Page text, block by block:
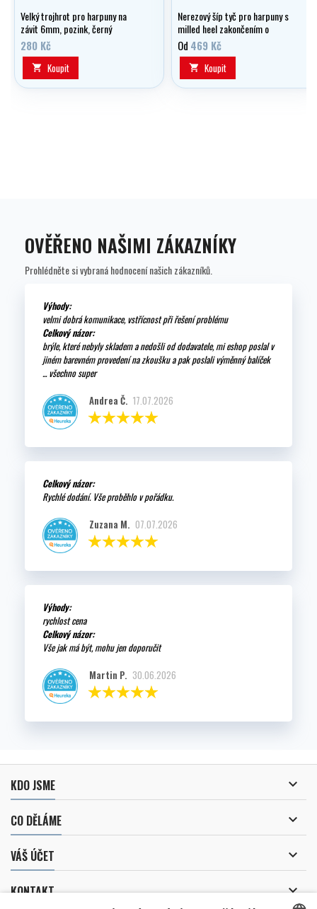
Velký trojhrot pro harpuny na
závit 6mm, pozink, černý
280 Kč
 Koupit
Nerezový šíp tyč pro harpuny s
milled heel zakončením o
průměru 6,5 mm a 6 mm závitem
Od 469 Kč
 Koupit
OVĚŘENO NAŠIMI ZÁKAZNÍKY
Prohlédněte si vybraná hodnocení našich zákazníků.
Výhody:
velmi dobrá komunikace, vstřícnost při řešení problému
Celkový názor:
brýle, které nebyly skladem a nedošli od dodavatele, mi eshop poslal v
jiném barevném provedení na zkoušku a pak poslali výměnný balíček
... všechno super
Andrea Č. 17.07.2026
Celkový názor:
Rychlé dodání. Vše proběhlo v pořádku.
Zuzana M. 07.07.2026
Výhody:
rychlost cena
Celkový názor:
Vše jak má být, mohu jen doporučit
Martin P. 30.06.2026
KDO JSME 
CO DĚLÁME 
VÁŠ ÚČET 
KONTAKT
